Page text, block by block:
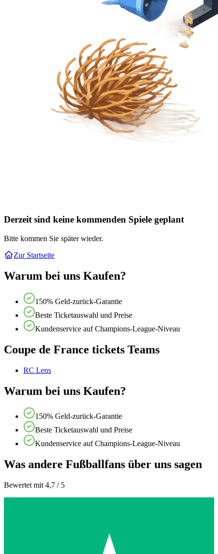
Derzeit sind keine kommenden Spiele geplant
Bitte kommen Sie später wieder.
Zur Startseite
Warum bei uns Kaufen?
150% Geld-zurück-Garantie
Beste Ticketauswahl und Preise
Kundenservice auf Champions-League-Niveau
Coupe de France tickets Teams
RC Lens
Warum bei uns Kaufen?
150% Geld-zurück-Garantie
Beste Ticketauswahl und Preise
Kundenservice auf Champions-League-Niveau
Was andere Fußballfans über uns sagen
Bewertet mit 4,7 / 5